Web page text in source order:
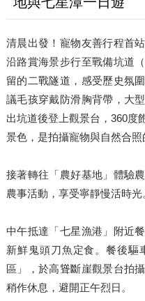
清晨出發！寵物友善行程首
沿路賞海景步行至戰備坑道
留的二戰隧道，感受歷史氛
議毛孩穿戴防滑胸背帶，大
出坑道後登上觀景台，360度
景色，是拍攝寵物與自然合照
接著轉往「農好基地」體驗
農事活動，享受寧靜慢活時光
中午抵達「七星漁港」附近
新鮮鬼頭刀魚定食。餐後驅
區」，於高聳斷崖觀景台拍
稍作休息，避開正午烈日。